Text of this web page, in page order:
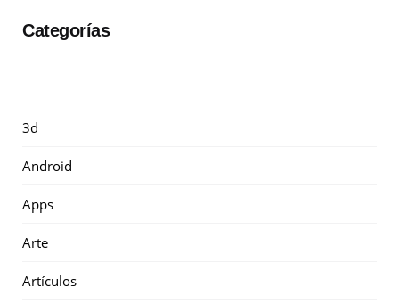
Categorías
3d
Android
Apps
Arte
Artículos